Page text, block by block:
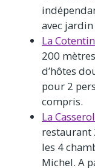
avec
La
200
d’hôtes
pour 2
compris.
La
restaurant
les 4
Michel. A